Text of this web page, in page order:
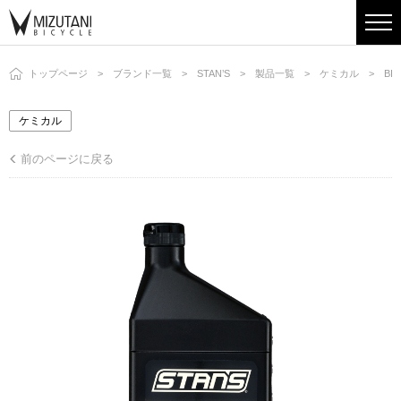
トップページ ブランド一覧 STAN’S 製品一覧 ケミカル
ケミカル
前のページに戻る